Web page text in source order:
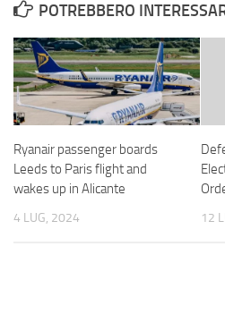
POTREBBERO
Ryanair passenger boards
Leeds to Paris flight and
wakes up in Alicante
4 LUG, 2024 12